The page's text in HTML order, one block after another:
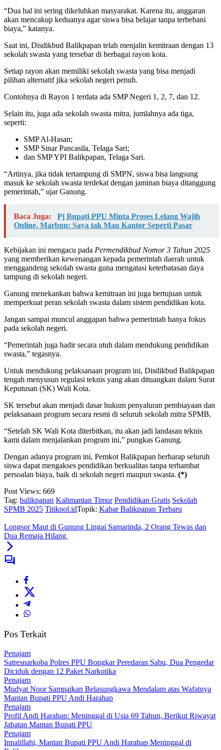
“Dua hal ini sering dikeluhkan masyarakat. Karena itu, anggaran
akan mencakup keduanya agar siswa bisa belajar tanpa terbebani
biaya,” katanya.
Saat ini, Disdikbud Balikpapan telah menjalin kemitraan dengan 13
sekolah swasta yang tersebar di berbagai rayon kota.
Setiap rayon akan memiliki sekolah swasta yang bisa menjadi
pilihan alternatif jika sekolah negeri penuh.
Contohnya di Rayon 1 terdata ada SMP Negeri 1, 2, 7, dan 12.
Selain itu, juga ada sekolah swasta mitra, jumlahnya ada tiga,
seperti:
SMP Al-Hasan;
SMP Sinar Pancasila, Telaga Sari;
dan SMP YPI Balikpapan, Telaga Sari.
“Artinya, jika tidak tertampung di SMPN, siswa bisa langsung
masuk ke sekolah swasta terdekat dengan jaminan biaya ditanggung
pemerintah,” ujar Ganung.
Baca Juga:
Pj Bupati PPU Minta Proses Lelang Wajib
Online, Marbun: Saya tak Mau Kantor Seperti Pasar
Kebijakan ini mengacu pada Permendikbud Nomor 3 Tahun 2025
yang memberikan kewenangan kepada pemerintah daerah untuk
menggandeng sekolah swasta guna mengatasi keterbatasan daya
tampung di sekolah negeri.
Ganung menekankan bahwa kemitraan ini juga bertujuan untuk
memperkuat peran sekolah swasta dalam sistem pendidikan kota.
Jangan sampai muncul anggapan bahwa pemerintah hanya fokus
pada sekolah negeri.
“Pemerintah juga hadir secara utuh dalam mendukung pendidikan
swasta,” tegasnya.
Untuk mendukung pelaksanaan program ini, Disdikbud Balikpapan
tengah menyusun regulasi teknis yang akan dituangkan dalam Surat
Keputusan (SK) Wali Kota.
SK tersebut akan menjadi dasar hukum penyaluran pembiayaan dan
pelaksanaan program secara resmi di seluruh sekolah mitra SPMB.
“Setelah SK Wali Kota diterbitkan, itu akan jadi landasan teknis
kami dalam menjalankan program ini,” pungkas Ganung.
Dengan adanya program ini, Pemkot Balikpapan berharap seluruh
siswa dapat mengakses pendidikan berkualitas tanpa terhambat
persoalan biaya, baik di sekolah negeri maupun swasta. (*)
Post Views: 669
Tag: balikpapan Kalimantan Timur Pendidikan Gratis Sekolah
SPMB 2025 Titiknol.idTopik: Kabar Balikpapan Terbaru
Longsor Maut di Gunung Lingai Samarinda, 2 Orang Tewas dan
Dua Remaja Hilang
Pos Terkait
Penajam
Satresnarkoba Polres PPU Bongkar Peredaran Sabu, Dua Pengedar
Diciduk dengan 12 Paket Narkotika
Penajam
Mudyat Noor Sampaikan Belasungkawa Mendalam atas Wafatnya
Mantan Bupati PPU Andi Harahap
Penajam
Profil Andi Harahap: Meninggal di Usia 69 Tahun, Berikut Riwayat
Jabatan Mantan Bupati PPU
Penajam
Innalillahi, Mantan Bupati PPU Andi Harahap Meninggal di